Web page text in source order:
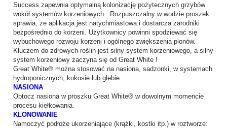
Success zapewnia optymalną kolonizację pożytecznych grzybów
wokół systemów korzeniowych . Rozpuszczalny w wodzie proszek
sprawia, że aplikacja jest natychmiastowa i dostarcza zarodniki
bezpośrednio do korzeni. Użytkownicy powinni spodziewać się
wybuchowego rozwoju korzeni i ogólnego zwiększenia plonów.
Kluczem do zdrowych roślin jest silny system korzeniowego, a silny
system korzeniowy zaczyna się od Great White !
Great White® można stosować na nasiona, sadzonki, w systemach
hydroponicznych, kokosie lub glebie
NASIONA
Obtocz nasiona w proszku Great White® w dowolnym momencie
procesu kiełkowania.
KLONOWANIE
Namoczyć podłoże ukorzeniające (krążki, kostki itp.) w roztworze: